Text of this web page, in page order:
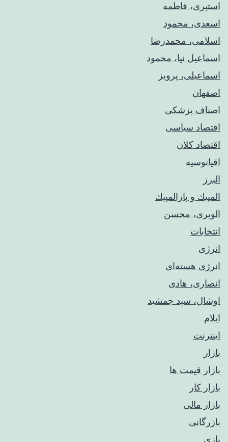
استیری، فاطمه
اسعدی، محمود
اسلامی، محمدرضا
اسماعیل نیا، محمود
اسماعیلی، پرویز
اصفهان
اصناف پزشکی
اقتصاد سیاسی
اقتصاد کلان
اقیانوسیه
البرز
المپيك و پارالمپيك
الویری، محسن
انتخابات
انرژی
انرژی هسته‌ای
انصاری، هادی
اوشال، سید جمشید
ایلام
اینترنت
بازار
بازار قیمت ها
بازار کار
بازار مالی
بازرگانی
بازی